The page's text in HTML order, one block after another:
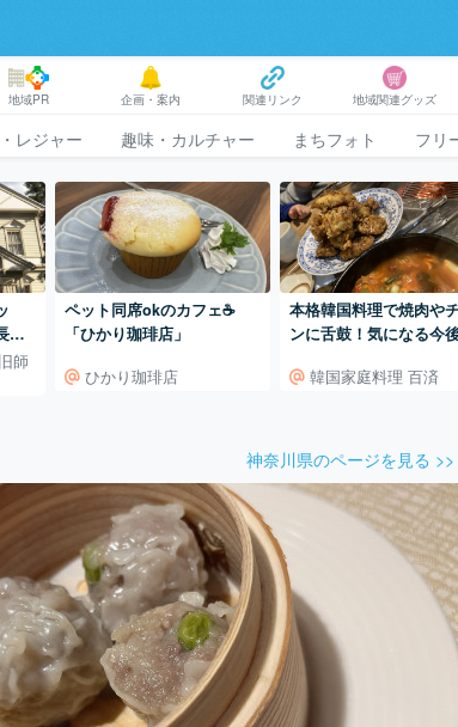
地域PR 企画・案内 関連リンク 地域関連グッズ
レジャー 趣味・カルチャー まちフォト フリ
官
師
ペット同席okのカフェ☕️
「ひかり珈琲店」
ひかり珈琲店
本格韓国料理で焼肉や
ンに舌鼓！気になる今
韓国家庭料理 百済
神奈川県のページを見る >>